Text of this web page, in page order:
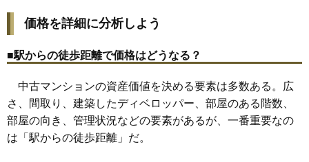
ウィスタリアマンション幸町
交通 東大和市駅（13分）、砂川七番駅（15分）
相場 1,370万円～1,570万円
(24.5万円/㎡~28.0万円/㎡)
マンションナビで
無料一括査定をする
価格を詳細に分析しよう
■駅からの徒歩距離で価格はどうなる？
中古マンションの資産価値を決める要素は多数ある。広
さ、間取り、建築したディベロッパー、部屋のある階数、
部屋の向き、管理状況などの要素があるが、一番重要なの
は「駅からの徒歩距離」だ。